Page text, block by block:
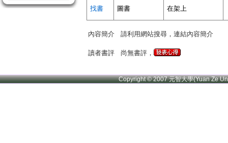
找書 圖書 在架上
內容簡介 請利用網站搜尋，連結內容簡介
讀者書評 尚無書評，
Copyright © 2007 元智大學(Yuan Ze